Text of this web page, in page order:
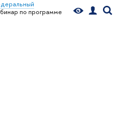
по программе